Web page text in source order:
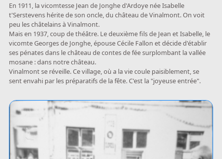
En 1911, la vicomtesse Jean de Jonghe d'Ardoye née Isabelle
t'Serstevens hérite de son oncle, du château de Vinalmont. On voit
peu les châtelains à Vinalmont.
Mais en 1937, coup de théâtre. Le deuxième fils de Jean et Isabelle, le
vicomte Georges de Jonghe, épouse Cécile Fallon et décide d'établir
ses pénates dans le château de contes de fée surplombant la vallée
mosane : dans notre château.
Vinalmont se réveille. Ce village, où a la vie coule paisiblement, se
sent envahi par les préparatifs de la fête. C'est la "joyeuse entrée".